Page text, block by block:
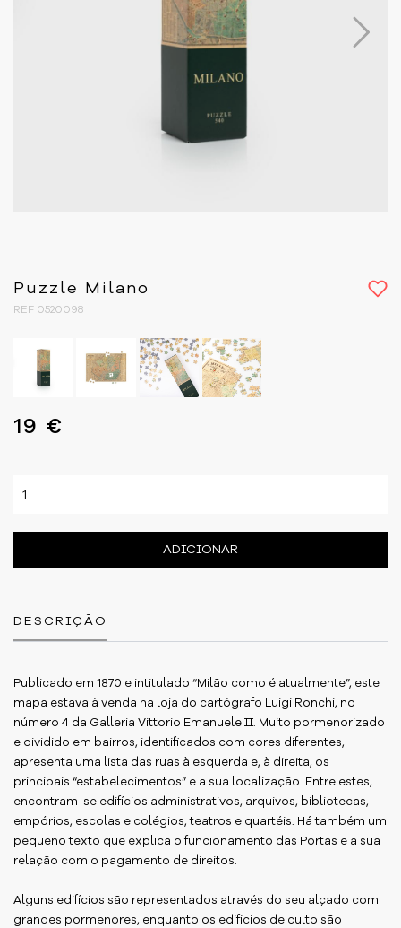
Puzzle Milano
REF 0520098
19 €
ADICIONAR
DESCRIÇÃO
Publicado em 1870 e intitulado “Milão como é atualmente”, este
mapa estava à venda na loja do cartógrafo Luigi Ronchi, no
número 4 da Galleria Vittorio Emanuele II. Muito pormenorizado
e dividido em bairros, identificados com cores diferentes,
apresenta uma lista das ruas à esquerda e, à direita, os
principais “estabelecimentos” e a sua localização. Entre estes,
encontram-se edifícios administrativos, arquivos, bibliotecas,
empórios, escolas e colégios, teatros e quartéis. Há também um
pequeno texto que explica o funcionamento das Portas e a sua
relação com o pagamento de direitos.
Alguns edifícios são representados através do seu alçado com
grandes pormenores, enquanto os edifícios de culto são